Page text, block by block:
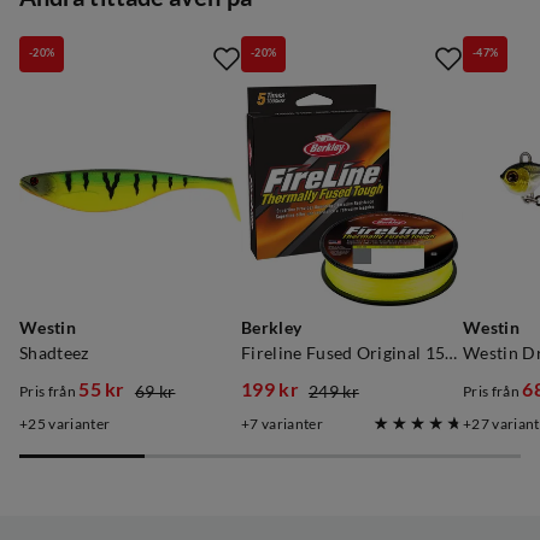
Westin
Shadteez
-20%
discounted
Pris från 55 kr
original
69 kr
25 varianter
Berkley
Fireline Fused Original 150m Flame Green
-20%
discounted
199 kr
original
249 kr
7 varianter
Westin
-47%
Pris från
original
27